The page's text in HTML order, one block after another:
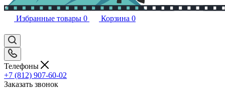
Избранные товары 0 Корзина 0
Телефоны
+7 (812) 907-60-02
Заказать звонок